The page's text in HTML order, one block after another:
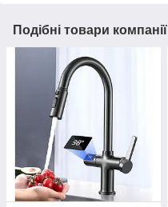
Подібні товари компанії